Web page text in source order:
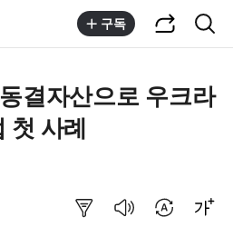
구독
결자산으로 우크라
첫 사례